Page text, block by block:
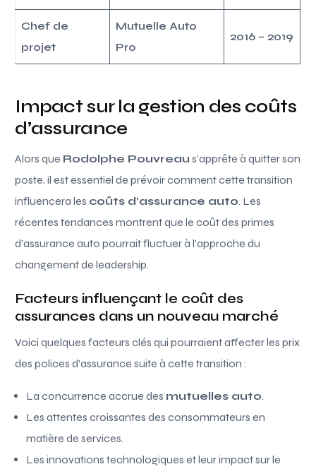
Chef de
projet
Mutuelle Auto
Pro
2016 – 2019
Impact sur la gestion des coûts
d’assurance
Alors que Rodolphe Pouvreau s’apprête à quitter son
poste, il est essentiel de prévoir comment cette transition
influencera les coûts d’assurance auto. Les
récentes tendances montrent que le coût des primes
d’assurance auto pourrait fluctuer à l’approche du
changement de leadership.
Facteurs influençant le coût des
assurances dans un nouveau marché
Voici quelques facteurs clés qui pourraient affecter les prix
des polices d’assurance suite à cette transition :
La concurrence accrue des mutuelles auto.
Les attentes croissantes des consommateurs en
matière de services.
Les innovations technologiques et leur impact sur le